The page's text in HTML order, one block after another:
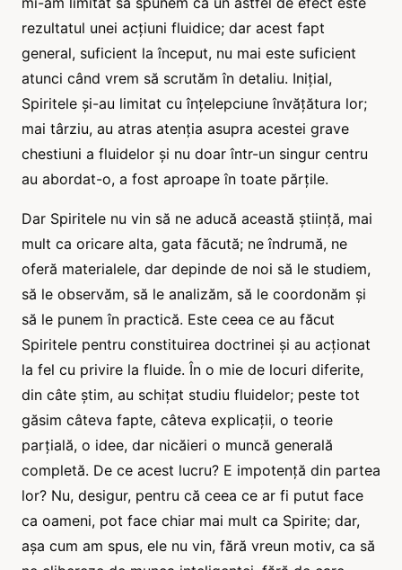
rezultatul unei acțiuni fluidice; dar acest fapt
general, suficient la început, nu mai este suficient
atunci când vrem să scrutăm în detaliu. Inițial,
Spiritele și-au limitat cu înțelepciune învățătura lor;
mai târziu, au atras atenția asupra acestei grave
chestiuni a fluidelor și nu doar într-un singur centru
au abordat-o, a fost aproape în toate părțile.
Dar Spiritele nu vin să ne aducă această știință, mai
mult ca oricare alta, gata făcută; ne îndrumă, ne
oferă materialele, dar depinde de noi să le studiem,
să le observăm, să le analizăm, să le coordonăm și
să le punem în practică. Este ceea ce au făcut
Spiritele pentru constituirea doctrinei și au acționat
la fel cu privire la fluide. În o mie de locuri diferite,
din câte știm, au schițat studiu fluidelor; peste tot
găsim câteva fapte, câteva explicații, o teorie
parțială, o idee, dar nicăieri o muncă generală
completă. De ce acest lucru? E impotență din partea
lor? Nu, desigur, pentru că ceea ce ar fi putut face
ca oameni, pot face chiar mai mult ca Spirite; dar,
așa cum am spus, ele nu vin, fără vreun motiv, ca să